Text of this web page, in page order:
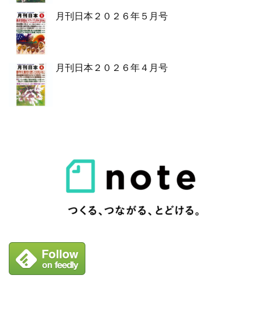
月刊日本２０２６年５月号
月刊日本２０２６年４月号